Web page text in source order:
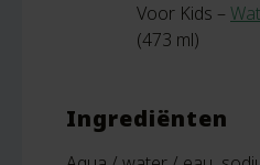
Voor Kids –
(473 ml)
Ingrediënten